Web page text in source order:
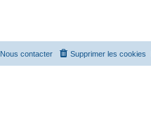
Supprimer les cookies
Nous contacter